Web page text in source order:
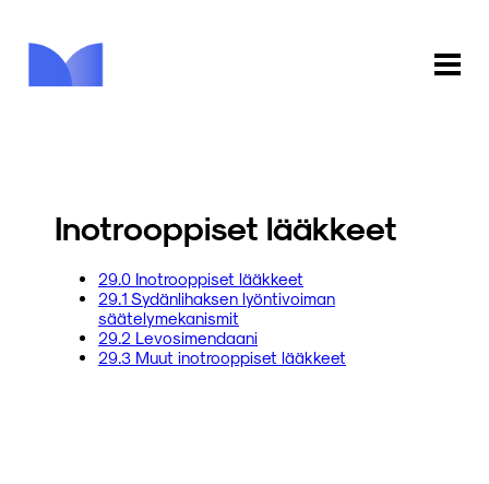
Inotrooppiset lääkkeet
29.0 Inotrooppiset lääkkeet
29.1 Sydänlihaksen lyöntivoiman
säätelymekanismit
29.2 Levosimendaani
29.3 Muut inotrooppiset lääkkeet